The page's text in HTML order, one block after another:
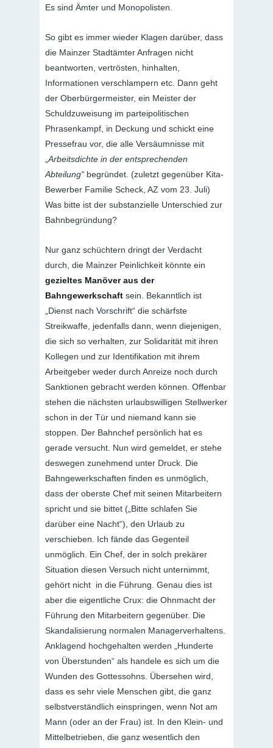
Es sind Ämter und Monopolisten.
So gibt es immer wieder Klagen darüber, dass
die Mainzer Stadtämter Anfragen nicht
beantworten, vertrösten, hinhalten,
Informationen verschlampern etc. Dann geht
der Oberbürgermeister, ein Meister der
Schuldzuweisung im parteipolitischen
Phrasenkampf, in Deckung und schickt eine
Pressefrau vor, die alle Versäumnisse mit
Arbeitsdichte in der entsprechenden
Abteilung“ begründet. (zuletzt gegenüber Kita-
Bewerber Familie Scheck, AZ vom 23. Juli)
Was bitte ist der substanzielle Unterschied zur
Bahnbegründung?
Nur ganz schüchtern dringt der Verdacht
durch, die Mainzer Peinlichkeit könnte ein
gezieltes Manöver aus der
Bahngewerkschaft sein. Bekanntlich ist
„Dienst nach Vorschrift“ die schärfste
Streikwaffe, jedenfalls dann, wenn diejenigen,
die sich so verhalten, zur Solidarität mit ihren
Kollegen und zur Identifikation mit ihrem
Arbeitgeber weder durch Anreize noch durch
Sanktionen gebracht werden können. Offenbar
stehen die nächsten urlaubswilligen Stellwerker
schon in der Tür und niemand kann sie
stoppen. Der Bahnchef persönlich hat es
gerade versucht. Nun wird gemeldet, er stehe
deswegen zunehmend unter Druck. Die
Bahngewerkschaften finden es unmöglich,
dass der oberste Chef mit seinen Mitarbeitern
spricht und sie bittet („Bitte schlafen Sie
darüber eine Nacht“), den Urlaub zu
verschieben. Ich fände das Gegenteil
unmöglich. Ein Chef, der in solch prekärer
Situation diesen Versuch nicht unternimmt,
gehört nicht in die Führung. Genau dies ist
aber die eigentliche Crux: die Ohnmacht der
Führung den Mitarbeitern gegenüber. Die
Skandalisierung normalen Managerverhaltens.
Anklagend hochgehalten werden „Hunderte
von Überstunden“ als handele es sich um die
Wunden des Gottessohns. Übersehen wird,
dass es sehr viele Menschen gibt, die ganz
selbstverständlich einspringen, wenn Not am
Mann (oder an der Frau) ist. In den Klein- und
Mittelbetrieben, die ganz wesentlich den